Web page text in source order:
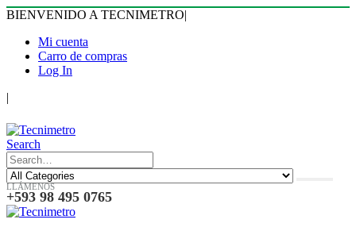
BIENVENIDO A TECNIMETRO|
Mi cuenta
Carro de compras
Log In
|
Search
LLÁMENOS
+593 98 495 0765